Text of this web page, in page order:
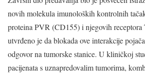
novih molekula imunoloških kontrolnih
proteina PVR (CD155) i njegovih
utvrđeno je da blokada ove interakcije
odgovor na tumorske stanice. U kliničkoj
pacijenata s uznapredovalim tumorima,